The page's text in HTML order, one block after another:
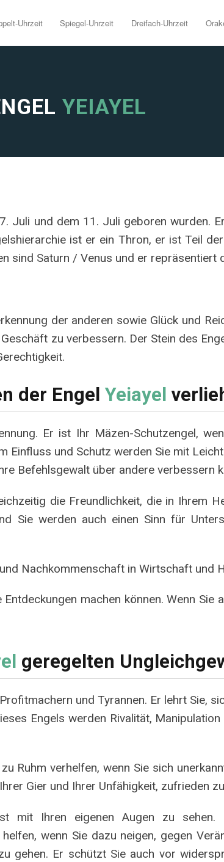
Uhrzeit Spiegel-Uhrzeit Dreifach-Uhrzeit
YEIAYEL
Juli und dem 11. Juli geboren wurden.
ist er ein Thron, er ist Teil
sind Saturn / Venus und er repräsentiert
der anderen sowie Glück und
zu verbessern. Der Stein des
der Engel Yeiayel
Er ist Ihr Mäzen-Schutzengel,
und Schutz werden Sie mit
Befehlsgewalt über andere verbessern
die Freundlichkeit, die in Ihrem
Sie werden auch einen Sinn für
Nachkommenschaft in Wirtschaft und
machen können. Wenn Sie
geregelten
und Tyrannen. Er lehrt Sie,
Engels werden Rivalität,
Ruhm verhelfen, wenn Sie sich
Gier und Ihrer Unfähigkeit, zufrieden
mit Ihren eigenen Augen zu
wenn Sie dazu neigen, gegen
gehen. Er schützt Sie auch vor